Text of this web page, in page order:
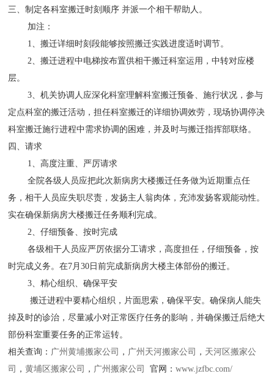
三、制定各科室搬迁时刻顺序 并派一个相干帮助人。
加注：
1、搬迁详细时刻段能够按照搬迁实践进度适时调节。
2、搬迁进程中电梯按布置供相干搬迁科室运用，中转对应楼
层。
3、机关协调人应深化科室理解科室搬迁预备、施行状况，参与
定点科室的搬迁活动，担任科室搬迁的详细协调效劳，现场协调停决
科室搬迁施行进程中需求协调的困难，并及时与搬迁指挥部联络。
四、请求
1、高度注重、严厉请求
全院各级人员应把此次新病房大楼搬迁任务做为近期重点任
务，相干人员应失职尽责，发扬主人翁肉体，充沛发扬客观能动性。
实在确保新病房大楼搬迁任务顺利完成。
2、仔细预备、按时完成
各级相干人员应严厉依据分工请求，高度担任，仔细预备，按
时完成义务。在7月30日前完成新病房大楼主体部份的搬迁。
3、精心组织、确保平安
搬迁进程中要精心组织，片面思索，确保平安。确保病人能失
掉及时的诊治，尽量减小对正常医疗任务的影响，并确保搬迁后绝大
部份科室重要任务的正常运转。
相关查询： 广州黄埔搬家公司 ， 广州天河搬家公司 ， 天河区搬家公
司
，黄埔区搬家公司 ， 广州搬家公司 官网：www.jzfbc.com/